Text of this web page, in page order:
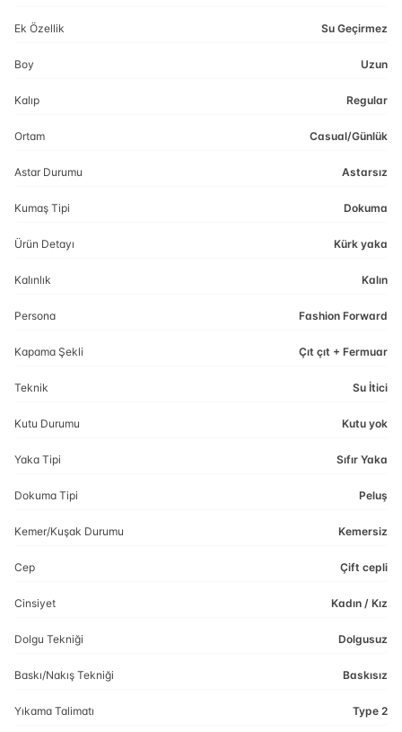
Ek Özellik Su Geçirmez
Boy Uzun
Kalıp Regular
Ortam Casual/Günlük
Astar Durumu Astarsız
Kumaş Tipi Dokuma
Ürün Detayı Kürk yaka
Kalınlık Kalın
Persona Fashion Forward
Kapama Şekli Çıt çıt + Fermuar
Teknik Su İtici
Kutu Durumu Kutu yok
Yaka Tipi Sıfır Yaka
Dokuma Tipi Peluş
Kemer/Kuşak Durumu Kemersiz
Cep Çift cepli
Cinsiyet Kadın / Kız
Dolgu Tekniği Dolgusuz
Baskı/Nakış Tekniği Baskısız
Yıkama Talimatı Type 2